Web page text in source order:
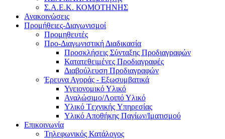
Σ.Α.Ε.Κ. ΚΟΜΟΤΗΝΗΣ
Ανακοινώσεις
Προμήθειες-Διαγωνισμοί
Προμηθευτές
Προ-Διαγωνιστική Διαδικασία
Προσκλήσεις Σύνταξης Προδιαγραφών
Κατατεθειμένες Προδιαγραφές
Διαβούλευση Προδιαγραφών
Έρευνα Αγοράς - Εξωσυμβατικά
Υγειονομικό Υλικό
Αναλώσιμο/Λοιπό Υλικό
Υλικό Tεχνικής Yπηρεσίας
Υλικό Αποθήκης Παγίων/Ιματισμού
Επικοινωνία
Τηλεφωνικός Κατάλογος